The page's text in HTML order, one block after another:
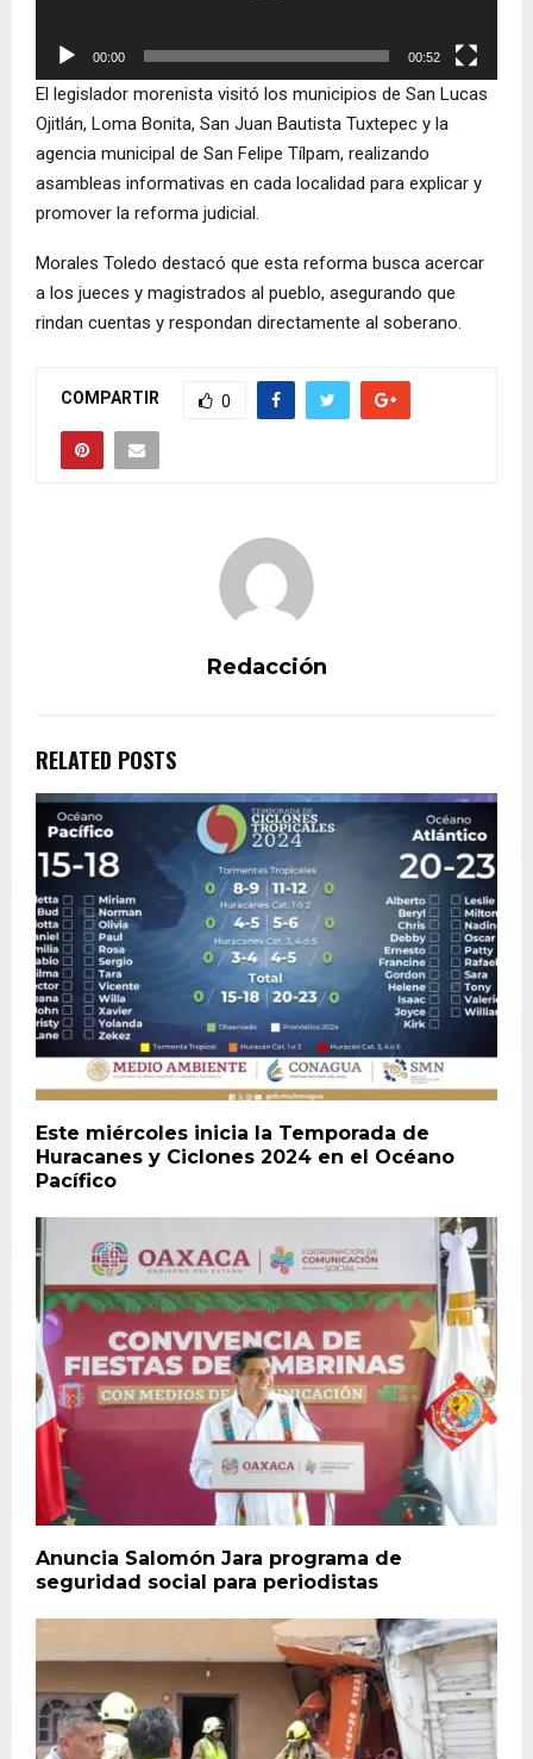
o
r
d
e
v
00:00 00:52
El legislador morenista visitó los municipios de San Lucas
Ojitlán, Loma Bonita, San Juan Bautista Tuxtepec y la
agencia municipal de San Felipe Tílpam, realizando
asambleas informativas en cada localidad para explicar y
promover la reforma judicial.
Morales Toledo destacó que esta reforma busca acercar
a los jueces y magistrados al pueblo, asegurando que
rindan cuentas y respondan directamente al soberano.
COMPARTIR 0
Redacción
RELATED POSTS
Este miércoles inicia la Temporada de
Huracanes y Ciclones 2024 en el Océano
Pacífico
Anuncia Salomón Jara programa de
seguridad social para periodistas